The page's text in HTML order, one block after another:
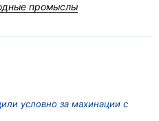
промыслы
условно за махинации с